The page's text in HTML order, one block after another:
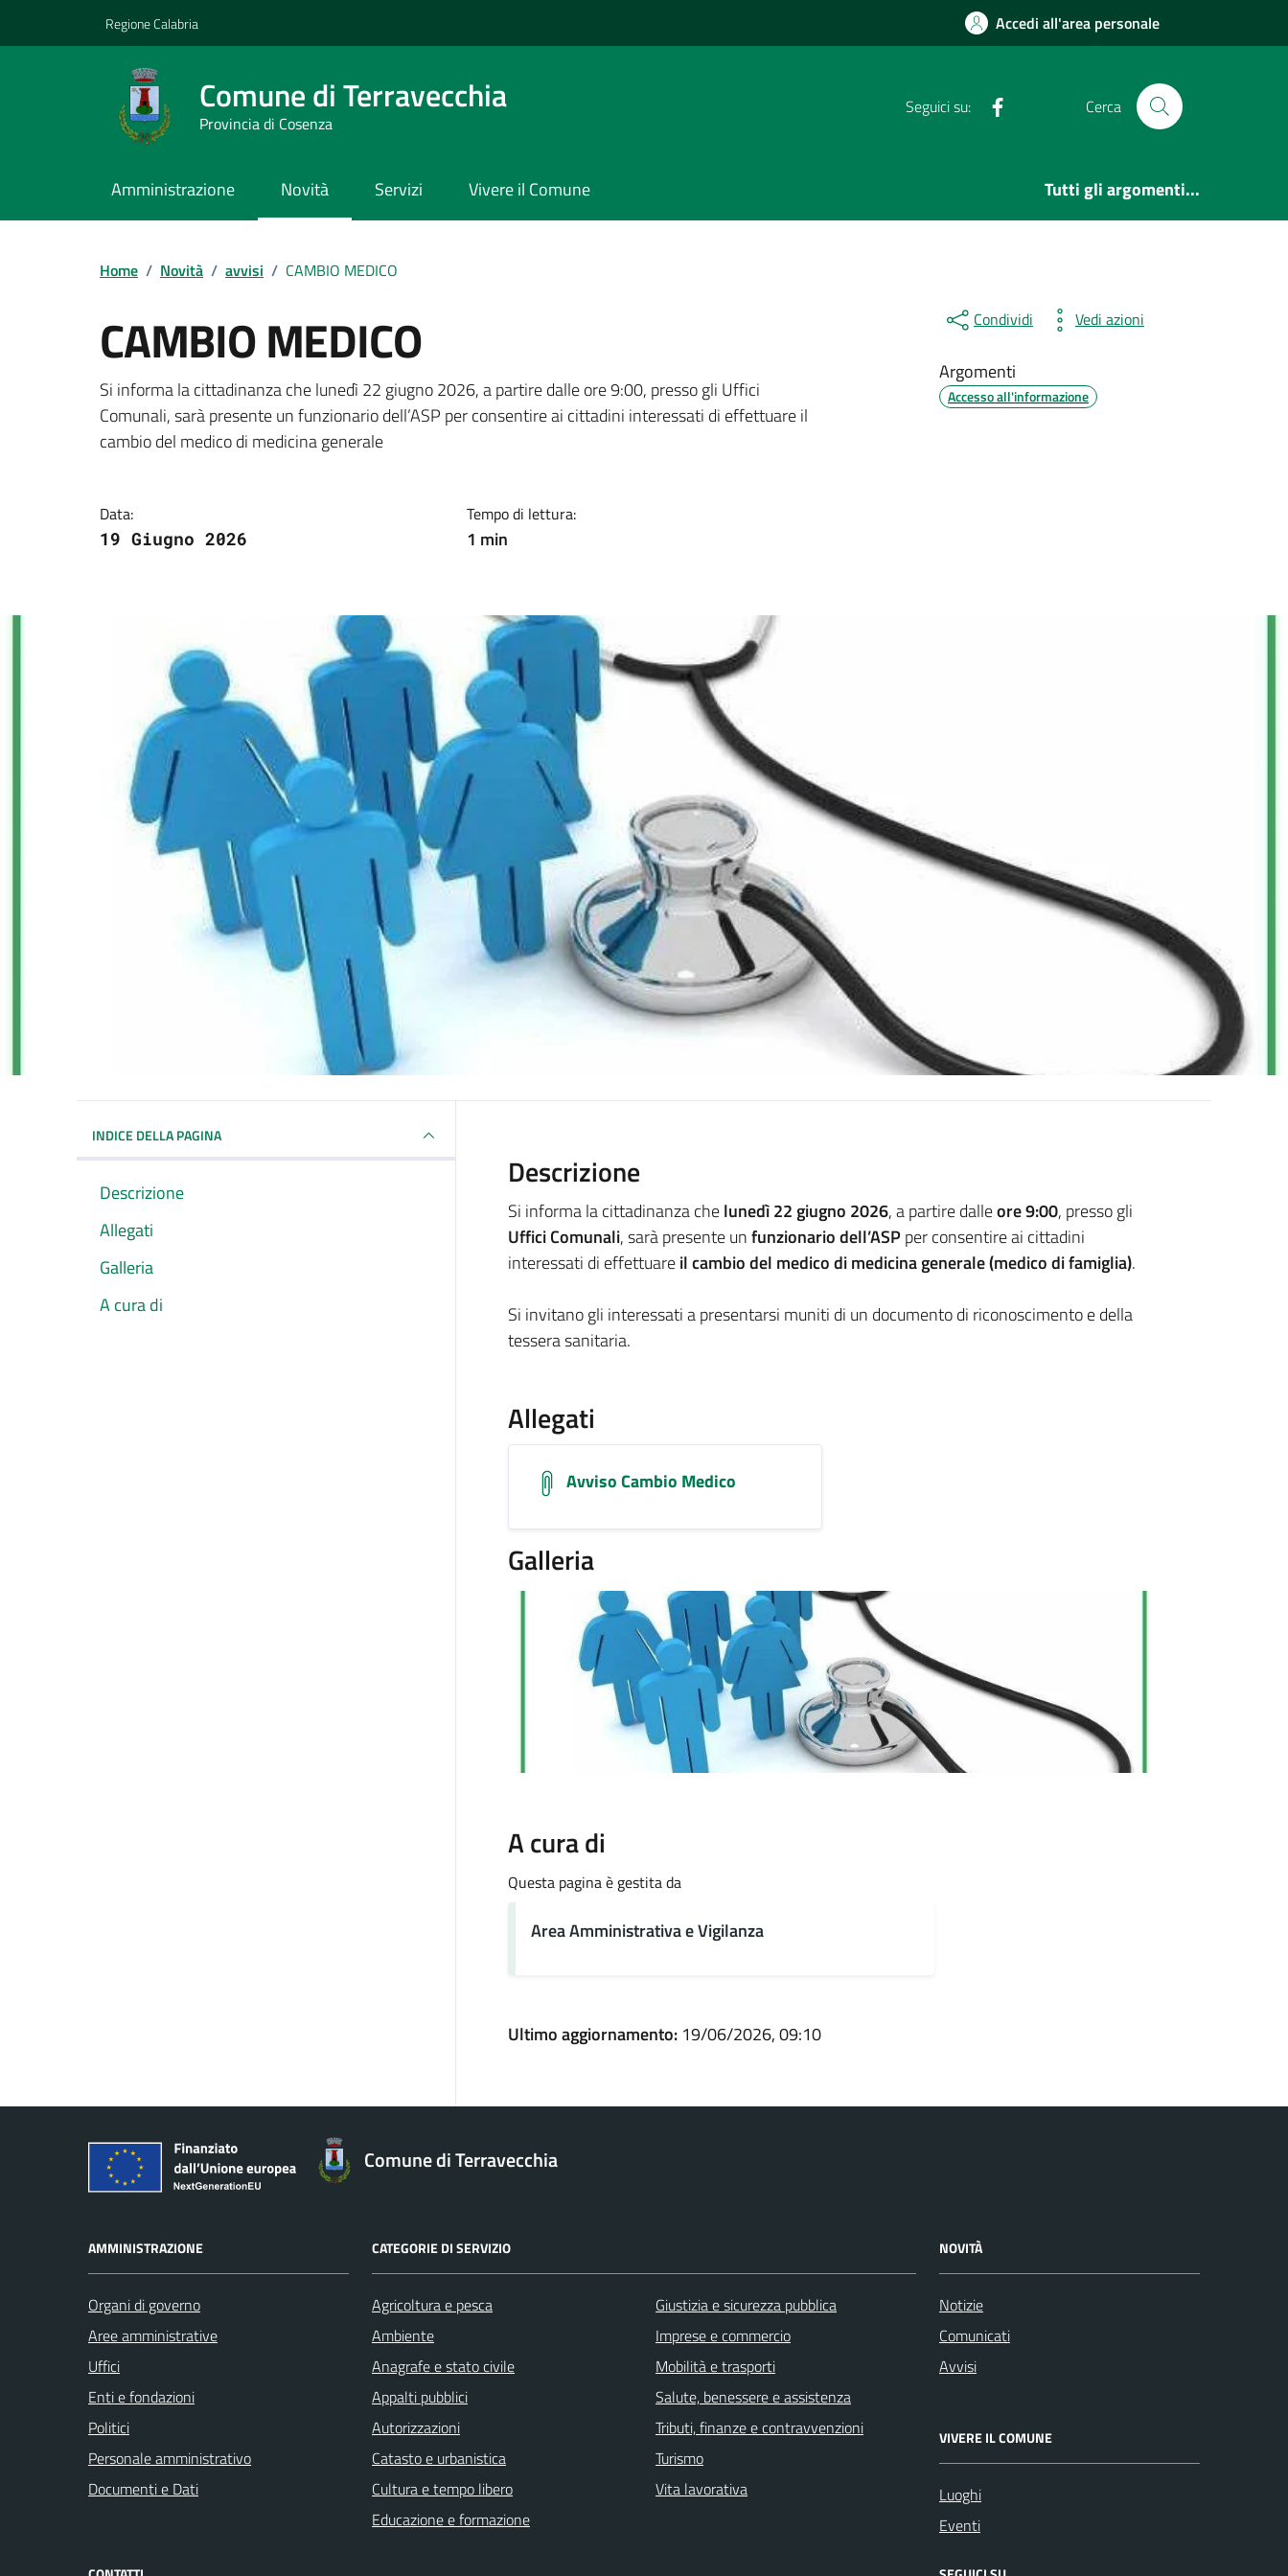
Regione Calabria Accedi all'area personale
Comune di Terravecchia
Provincia di Cosenza
Seguici su: Cerca
Amministrazione Novità Servizi Vivere il Comune Tutti gli argomenti...
Home / Novità / avvisi / CAMBIO MEDICO
CAMBIO MEDICO
Dettagli della notizia
Si informa la cittadinanza che lunedì 22 giugno 2026, a partire dalle ore 9:00, presso gli Uffici
Comunali, sarà presente un funzionario dell’ASP per consentire ai cittadini interessati di effettuare il
cambio del medico di medicina generale
Data:
19 Giugno 2026
Tempo di lettura:
1 min
Condividi Vedi azioni
Argomenti
Accesso all'informazione
INDICE DELLA PAGINA
Descrizione
Allegati
Galleria
A cura di
Descrizione
Si informa la cittadinanza chelunedì 22 giugno 2026, a partire dalleore 9:00, presso gli
Uffici Comunali, sarà presente unfunzionario dell’ASPper consentire ai cittadini
interessati di effettuareil cambio del medico di medicina generale (medico di famiglia).
Si invitano gli interessati a presentarsi muniti di un documento di riconoscimento e della
tessera sanitaria.
Allegati
Avviso Cambio Medico
Galleria
A cura di
Questa pagina è gestita da
Area Amministrativa e Vigilanza
Ultimo aggiornamento: 19/06/2026, 09:10
Comune di Terravecchia
AMMINISTRAZIONE
Organi di governo
Aree amministrative
Uffici
Enti e fondazioni
Politici
Personale amministrativo
Documenti e Dati
CATEGORIE DI SERVIZIO
Agricoltura e pesca
Ambiente
Anagrafe e stato civile
Appalti pubblici
Autorizzazioni
Catasto e urbanistica
Cultura e tempo libero
Educazione e formazione
Giustizia e sicurezza pubblica
Imprese e commercio
Mobilità e trasporti
Salute, benessere e assistenza
Tributi, finanze e contravvenzioni
Turismo
Vita lavorativa
NOVITÀ
Notizie
Comunicati
Avvisi
VIVERE IL COMUNE
Luoghi
Eventi